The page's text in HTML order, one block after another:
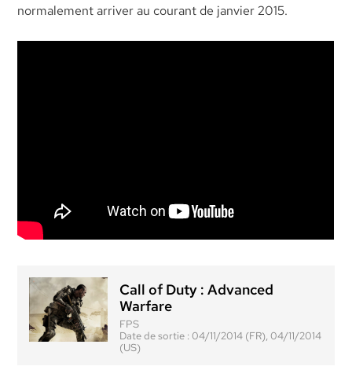
normalement arriver au courant de janvier 2015.
Call of Duty : Advanced
Warfare
FPS
Date de sortie :04/11/2014 (FR), 04/11/2014
(US)